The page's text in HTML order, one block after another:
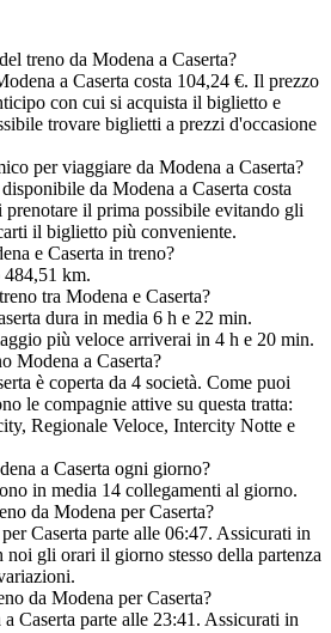
treno da Modena a Caserta?
a Caserta costa 104,24 €. Il prezzo
con cui si acquista il biglietto e
trovare biglietti a prezzi d'occasione
per viaggiare da Modena a Caserta?
da Modena a Caserta costa
il prima possibile evitando gli
il biglietto più conveniente.
e Caserta in treno?
484,51 km.
tra Modena e Caserta?
dura in media 6 h e 22 min.
più veloce arriverai in 4 h e 20 min.
Modena a Caserta?
è coperta da 4 società. Come puoi
le compagnie attive su questa tratta:
Regionale Veloce, Intercity Notte e
a Caserta ogni giorno?
in media 14 collegamenti al giorno.
da Modena per Caserta?
Caserta parte alle 06:47. Assicurati in
gli orari il giorno stesso della partenza
da Modena per Caserta?
Caserta parte alle 23:41. Assicurati in